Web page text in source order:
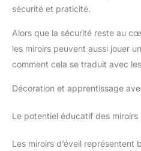
sécurité et praticité.
Alors que la sécurité reste au
les miroirs peuvent aussi jouer
comment cela se traduit avec
Décoration et apprentissage
Le potentiel éducatif des miroirs
Les miroirs d’éveil représentent